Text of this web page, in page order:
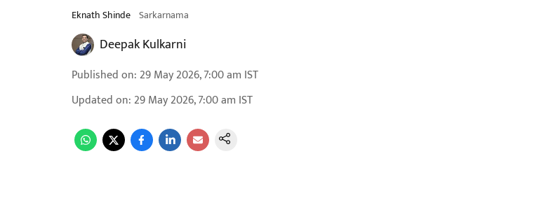
Eknath Shinde Sarkarnama
Deepak Kulkarni
Published on: 29 May 2026, 7:00 am IST
Updated on: 29 May 2026, 7:00 am IST